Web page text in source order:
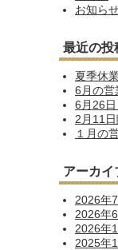
お知ら
最近の投
夏季休
6月の営
6月26
2月11
１月の
アーカイ
2026年7
2026年6
2026年1
2025年